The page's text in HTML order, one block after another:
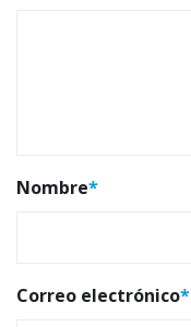
Nombre*
Correo electrónico*